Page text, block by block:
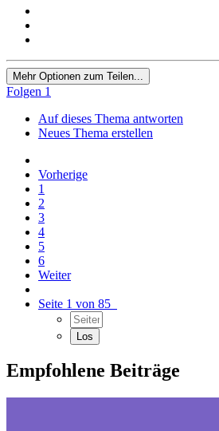
Mehr Optionen zum Teilen...
Folgen 1
Auf dieses Thema antworten
Neues Thema erstellen
Vorherige
1
2
3
4
5
6
Weiter
Seite 1 von 85
Empfohlene Beiträge